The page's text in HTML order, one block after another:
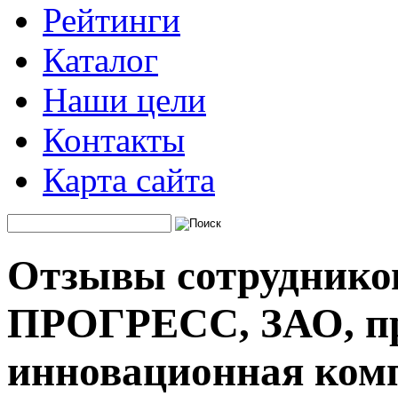
Рейтинги
Каталог
Наши цели
Контакты
Карта сайта
Отзывы
ПРОГРЕСС, ЗАО,
инновационная